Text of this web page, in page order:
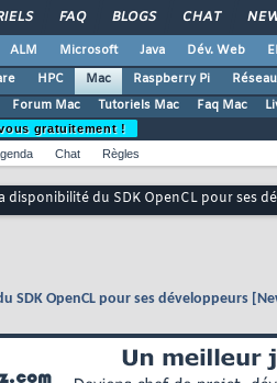
FAQ BLOGS CHAT
ALM Microsoft Java Dév. Web
HPC Mac Raspberry Pi Réseau
Forum Mac
Tutoriels Mac Faq Mac
gratuitement !
Chat Règles
disponibilité du SDK OpenCL pour ses
SDK OpenCL pour ses développeurs